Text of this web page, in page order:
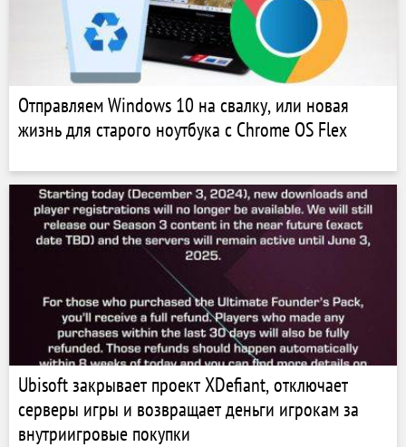
Отправляем Windows 10 на свалку, или новая
жизнь для старого ноутбука с Chrome OS Flex
Ubisoft закрывает проект XDefiant, отключает
серверы игры и возвращает деньги игрокам за
внутриигровые покупки